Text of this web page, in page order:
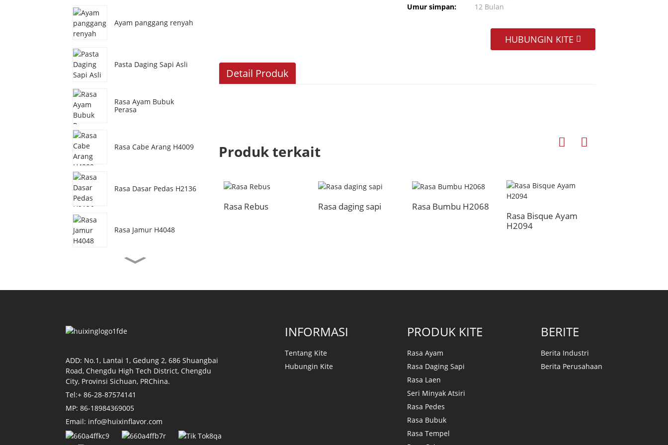
Ayam panggang renyah
Pasta Daging Sapi Asli
Rasa Ayam Bubuk
Perasa
Rasa Cabe Arang H4009
Rasa Dasar Pedas H2136
Rasa Jamur H4048
Rasa Tomat H4011
Umur simpan:
12 Bulan
HUBUNGIN KITE
Detail Produk
Produk terkait
Rasa Rebus Rasa daging sapi
Rasa Bumbu H2068
Rasa Bisque Ayam
H2094
ADD: No.1, Lantai 1, Gedung 2, 686 Shuangbai
Road, Chengdu High Tech District, Chengdu
City, Provinsi Sichuan, PRChina.
Tel:+ 86-28-87574141
MP: 86-18984369005
Email: info@huixinflavor.com
INFORMASI
Tentang Kite
Hubungin Kite
PRODUK KITE
Rasa Ayam
Rasa Daging Sapi
Rasa Laen
Seri Minyak Atsiri
Rasa Pedes
Rasa Bubuk
Rasa Tempel
BERITE
Berita Industri
Berita Perusahaan